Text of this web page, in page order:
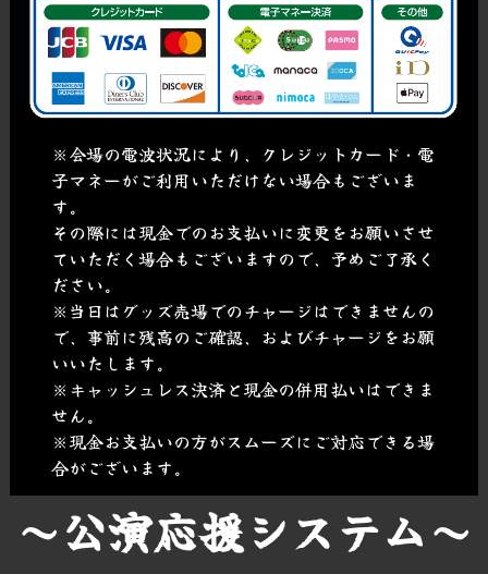
※会場の電波状況により、クレジットカード・電
子マネーがご利用いただけない場合もございま
す。
その際には現金でのお支払いに変更をお願いさせ
ていただく場合もございますので、予めご了承く
ださい。
※当日はグッズ売場でのチャージはできませんの
で、事前に残高のご確認、およびチャージをお願
いいたします。
※キャッシュレス決済と現金の併用払いはできま
せん。
※現金お支払いの方がスムーズにご対応できる場
合がございます。
～公演応援システム～